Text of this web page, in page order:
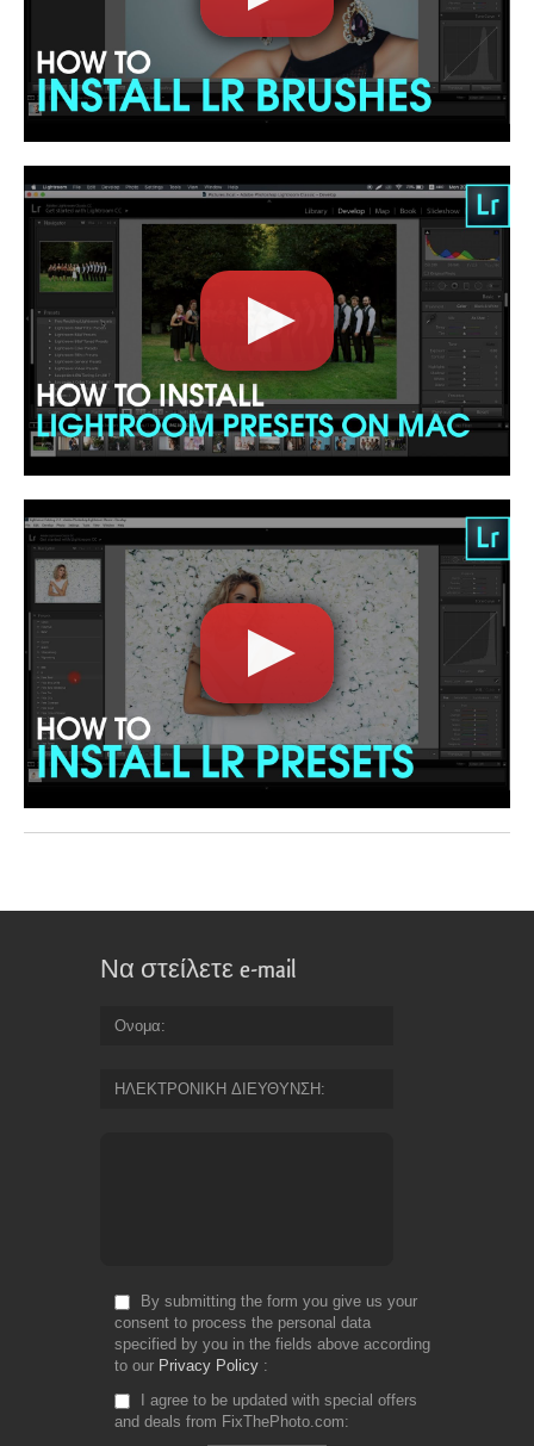
Να στείλετε e-mail
Ονομα
ΗΛΕΚΤΡΟΝΙΚΗ ΔΙΕΥΘΥΝΣΗ
By submitting the form you give us your
consent to process the personal data
specified by you in the fields above according
to our Privacy Policy
I agree to be updated with special offers
and deals from FixThePhoto.com